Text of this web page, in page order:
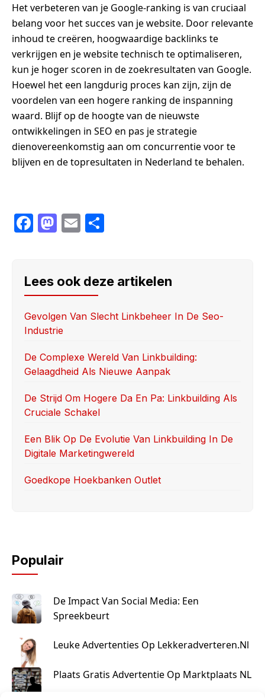
Het verbeteren van je Google-ranking is van cruciaal
belang voor het succes van je website. Door relevante
inhoud te creëren, hoogwaardige backlinks te
verkrijgen en je website technisch te optimaliseren,
kun je hoger scoren in de zoekresultaten van Google.
Hoewel het een langdurig proces kan zijn, zijn de
voordelen van een hogere ranking de inspanning
waard. Blijf op de hoogte van de nieuwste
ontwikkelingen in SEO en pas je strategie
dienovereenkomstig aan om concurrentie voor te
blijven en de topresultaten in Nederland te behalen.
F
e
b
o
o
k
M
o
d
o
n
E
e
Lees ook deze artikelen
Gevolgen Van Slecht Linkbeheer In De Seo-
Industrie
De Complexe Wereld Van Linkbuilding:
Gelaagdheid Als Nieuwe Aanpak
De Strijd Om Hogere Da En Pa: Linkbuilding Als
Cruciale Schakel
Een Blik Op De Evolutie Van Linkbuilding In De
Digitale Marketingwereld
Goedkope Hoekbanken Outlet
Populair
De Impact Van Social Media: Een
Spreekbeurt
Leuke Advertenties Op Lekkeradverteren.nl
Plaats Gratis Advertentie Op Marktplaats NL